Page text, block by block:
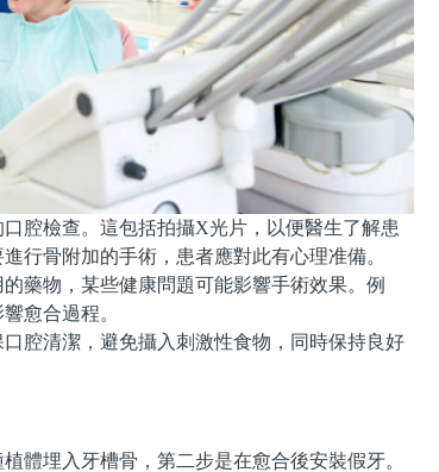
檢查。這包括拍攝X光片，以便醫生了解患
行骨附加的手術，患者應對此有心理准備。
物，某些健康問題可能影響手術效果。例
愈合過程。
清潔，避免攝入刺激性食物，同時保持良好
埋入牙槽骨，第二步是在愈合後安裝假牙。